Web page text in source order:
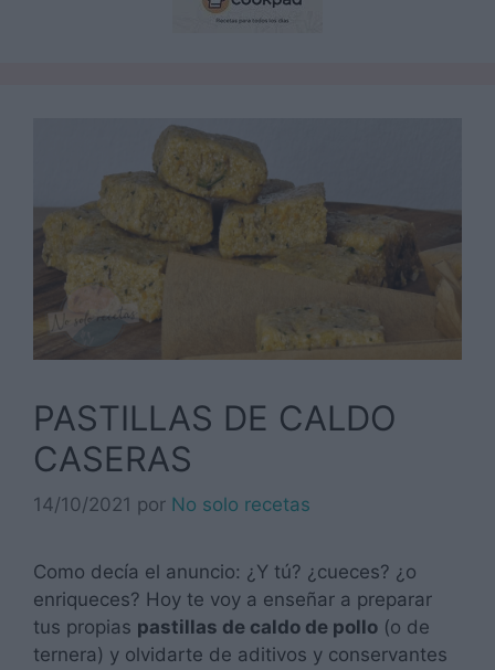
PASTILLAS DE CALDO
CASERAS
14/10/2021 por No solo recetas
Como decía el anuncio: ¿Y tú? ¿cueces? ¿o
enriqueces? Hoy te voy a enseñar a preparar
tus propias pastillas de caldo de pollo (o de
ternera) y olvidarte de aditivos y conservantes